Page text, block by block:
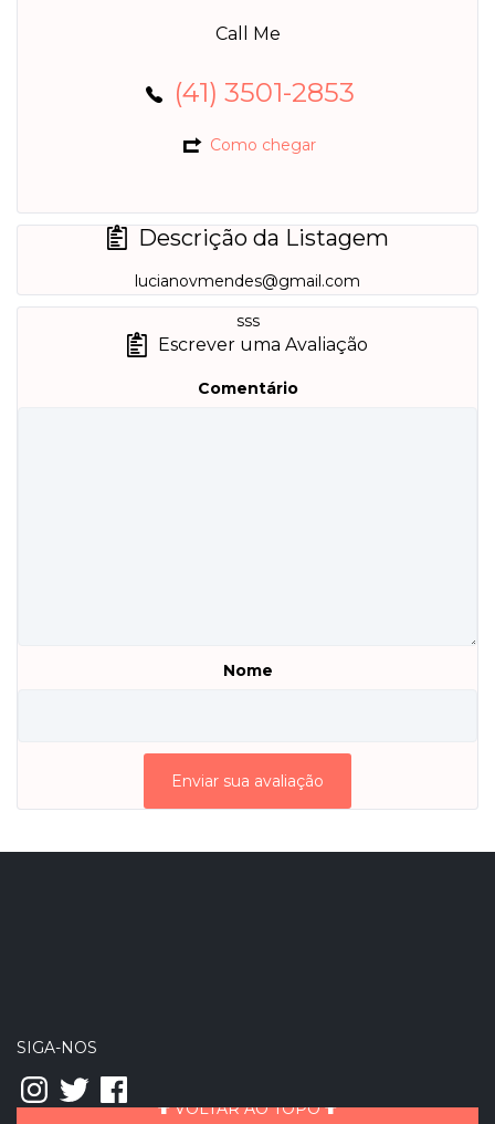
Call Me
(41) 3501-2853
Como chegar
Descrição da Listagem
lucianovmendes@gmail.com
sss
Escrever uma Avaliação
Comentário
Nome
SIGA-NOS
Instagram
TwitterFacebook
VOLTAR AO TOPO